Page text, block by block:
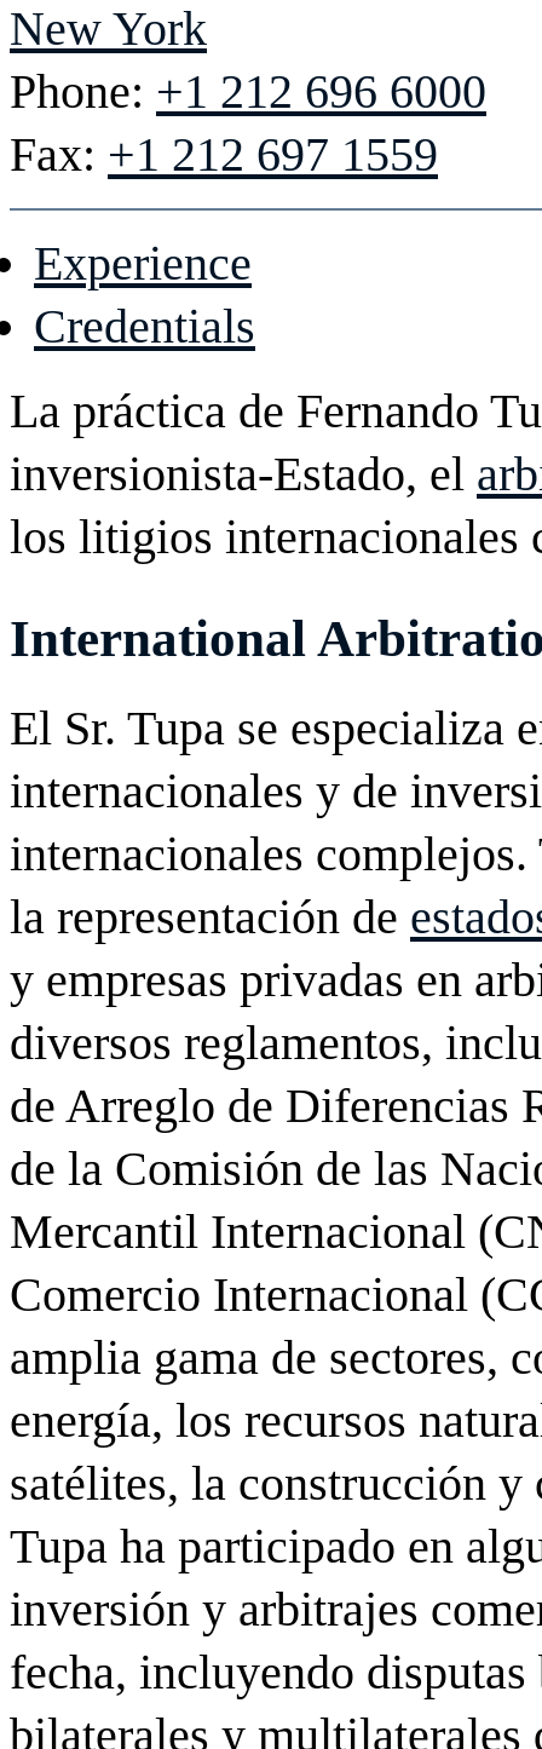
New York
Phone: +1 212 696 6000
Fax: +1 212 697 1559
Experience
Credentials
La práctica de Fernando
inversionista-Estado, el
los litigios internacionales
International
El Sr. Tupa se especializa
internacionales y de
internacionales
la representación de
y empresas privadas en
diversos reglamentos,
de Arreglo de Diferencias
de la Comisión de las
Mercantil Internacional
Comercio Internacional
amplia gama de sectores,
energía, los recursos
satélites, la construcción
Tupa ha participado en
inversión y arbitrajes
fecha, incluyendo
bilaterales y